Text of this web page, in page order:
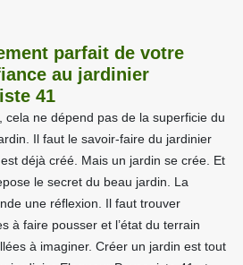
parfait de votre
au jardinier
41
cela ne dépend pas de la superficie du
Il faut le savoir-faire du jardinier
est déjà créé. Mais un jardin se crée. Et
le secret du beau jardin. La
une réflexion. Il faut trouver
à faire pousser et l’état du terrain
à imaginer. Créer un jardin est tout